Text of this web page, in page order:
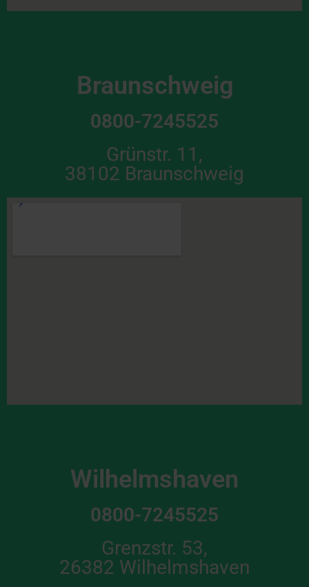
Braunschweig
0800-7245525
Grünstr. 11,
38102 Braunschweig
Wilhelmshaven
0800-7245525
Grenzstr. 53,
26382 Wilhelmshaven